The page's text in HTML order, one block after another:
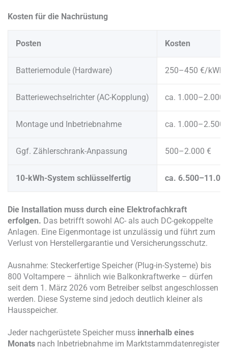
Kosten für die Nachrüstung
Posten Kosten
Batteriemodule (Hardware) 250–450 €/kWh
Batteriewechselrichter (AC-Kopplung) ca. 1.000–2.000
Montage und Inbetriebnahme ca. 1.000–2.500
Ggf. Zählerschrank-Anpassung 500–2.000 €
10-kWh-System schlüsselfertig ca.
Die Installation muss durch eine Elektrofachkraft
erfolgen. Das betrifft sowohl AC- als auch DC-gekoppelte
Anlagen. Eine Eigenmontage ist unzulässig und führt zum
Verlust von Herstellergarantie und Versicherungsschutz.
Ausnahme: Steckerfertige Speicher (Plug-in-Systeme) bis
800 Voltampere – ähnlich wie Balkonkraftwerke – dürfen
seit dem 1. März 2026 vom Betreiber selbst angeschlossen
werden. Diese Systeme sind jedoch deutlich kleiner als
Hausspeicher.
Jeder nachgerüstete Speicher muss innerhalb eines
Monats nach Inbetriebnahme im Marktstammdatenregister